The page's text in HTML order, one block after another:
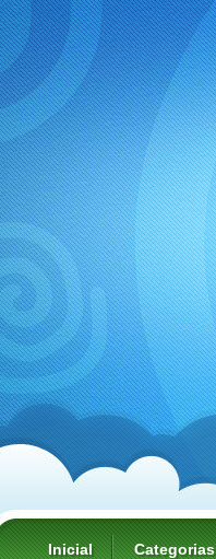
Inicial Categorias